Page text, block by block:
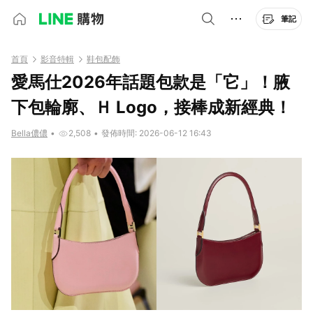
筆記
首頁 影音特輯 鞋包配飾
愛馬仕2026年話題包款是「它」！腋
下包輪廓、Ｈ Logo，接棒成新經典！
Bella儂儂 • 2,508 • 發佈時間: 2026-06-12 16:43